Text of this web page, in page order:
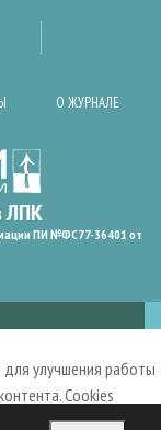
О ЖУРНАЛЕ
ПИ №ФС77-36401 от
улучшения работы
Cookies